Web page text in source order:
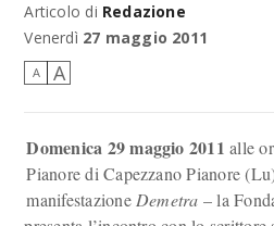
Articolo di Redazione
Venerdì 27 maggio 2011
A A
Domenica 29 maggio 2011 alle
Pianore di Capezzano Pianore
manifestazione Demetra – la